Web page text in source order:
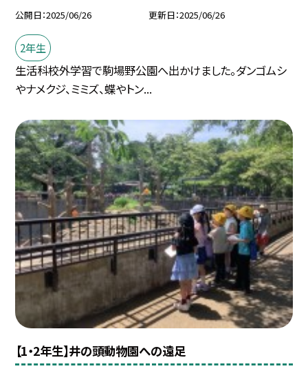
公開日 2025/06/26 更新日 2025/06/26
2年生
生活科校外学習で駒場野公園へ出かけました。ダンゴムシ
やナメクジ、ミミズ、蝶やトン...
【1・2年生】井の頭動物園への遠足